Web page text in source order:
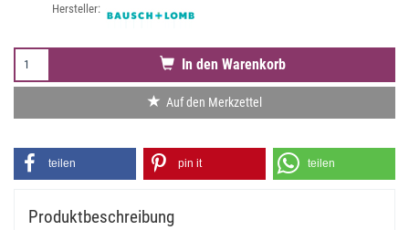
Hersteller:
In den Warenkorb
Auf den Merkzettel
teilen pin it teilen
Produktbeschreibung